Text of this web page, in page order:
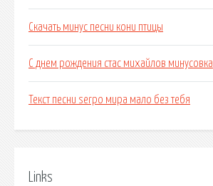
Скачать минус песни кони птицы
С днем рождения стас михайлов минусовка
Текст песни serpo мира мало без тебя
Links